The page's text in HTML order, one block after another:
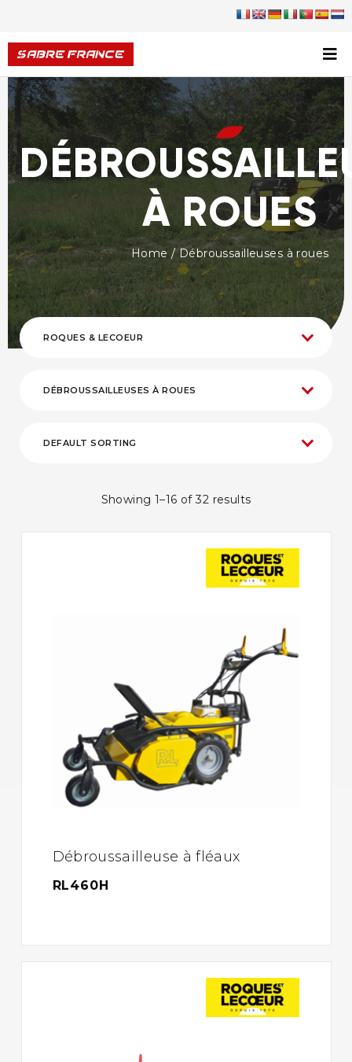
À ROUES
Home / Débroussailleuses à roues
Showing 1–16 of 32 results
Débroussailleuse à fléaux
RL460H